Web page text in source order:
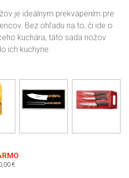
je ideálnym prekvapením pre
Bez ohľadu na to, či ide o
kuchára, táto sada nožov
ich kuchyne.
€